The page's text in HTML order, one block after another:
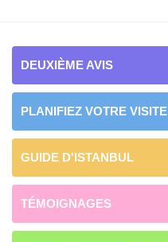
DEUXIÈME AVIS
PLANIFIEZ VOTRE VISITE
GUIDE D'ISTANBUL
TÉMOIGNAGES